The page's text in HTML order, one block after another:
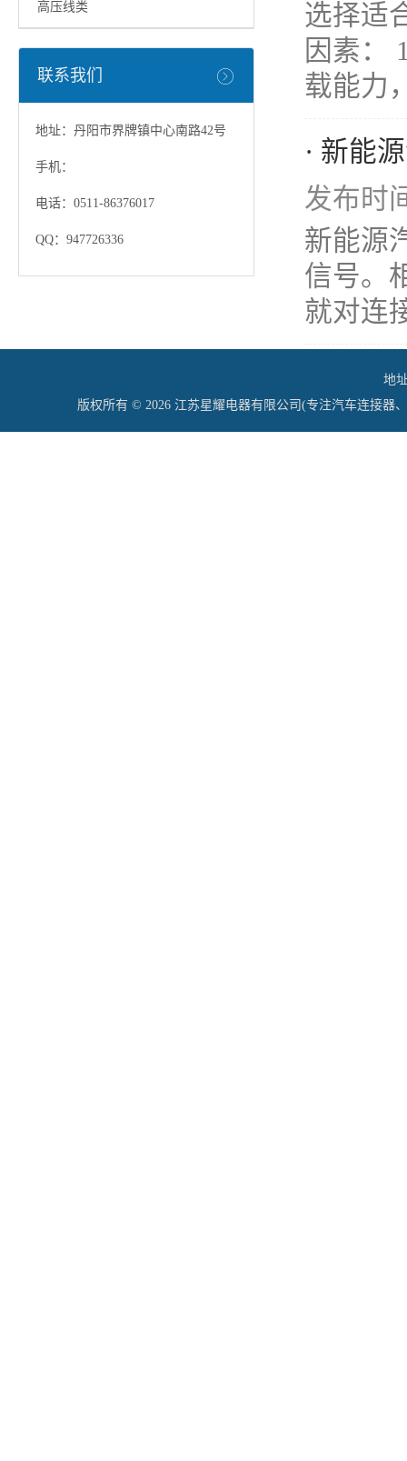
高压线类
联系我们
地址：丹阳市界牌镇中心南路42号
手机：
电话：0511-86376017
QQ：947726336
选择适
因素：
载能力
· 新能
发布时
新能源
信号。
就对连
地
版权所有 © 2026 江苏星耀电器有限公司(专注汽车连接器